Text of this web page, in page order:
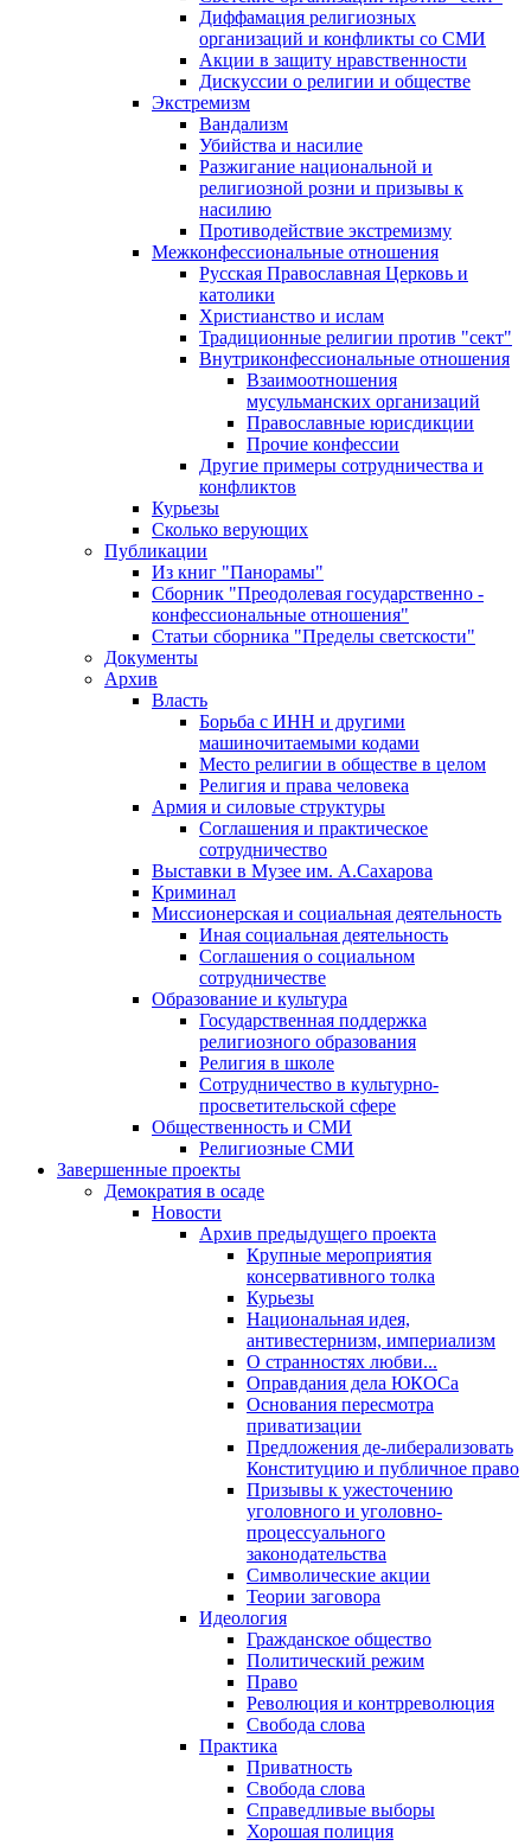
Диффамация религиозных
организаций и конфликты со СМИ
Акции в защиту нравственности
Дискуссии о религии и обществе
Экстремизм
Вандализм
Убийства и насилие
Разжигание национальной и
религиозной розни и призывы к
насилию
Противодействие экстремизму
Межконфессиональные отношения
Русская Православная Церковь и
католики
Христианство и ислам
Традиционные религии против "сект"
Внутриконфессиональные отношения
Взаимоотношения
мусульманских организаций
Православные юрисдикции
Прочие конфессии
Другие примеры сотрудничества и
конфликтов
Курьезы
Сколько верующих
Публикации
Из книг "Панорамы"
Сборник "Преодолевая государственно -
конфессиональные отношения"
Статьи сборника "Пределы светскости"
Документы
Архив
Власть
Борьба с ИНН и другими
машиночитаемыми кодами
Место религии в обществе в целом
Религия и права человека
Армия и силовые структуры
Соглашения и практическое
сотрудничество
Выставки в Музее им. А.Сахарова
Криминал
Миссионерская и социальная деятельность
Иная социальная деятельность
Соглашения о социальном
сотрудничестве
Образование и культура
Государственная поддержка
религиозного образования
Религия в школе
Сотрудничество в культурно-
просветительской сфере
Общественность и СМИ
Религиозные СМИ
Завершенные проекты
Демократия в осаде
Новости
Архив предыдущего проекта
Крупные мероприятия
консервативного толка
Курьезы
Национальная идея,
антивестернизм, империализм
О странностях любви...
Оправдания дела ЮКОСа
Основания пересмотра
приватизации
Предложения де-либерализовать
Конституцию и публичное право
Призывы к ужесточению
уголовного и уголовно-
процессуального
законодательства
Символические акции
Теории заговора
Идеология
Гражданское общество
Политический режим
Право
Революция и контрреволюция
Свобода слова
Практика
Приватность
Свобода слова
Справедливые выборы
Хорошая полиция